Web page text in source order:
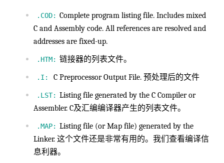
.COD: Complete program listing file. Includes mixed
C and Assembly code. All references are resolved and
addresses are fixed-up.
.HTM: 链接器的列表文件。
.I: C Preprocessor Output File. 预处理后的文件
.LST: Listing file generated by the C Compiler or
Assembler. C及汇编编译器产生的列表文件。
.MAP: Listing file (or Map file) generated by the
Linker. 这个文件还是非常有用的。我们查看编译信
息利器。